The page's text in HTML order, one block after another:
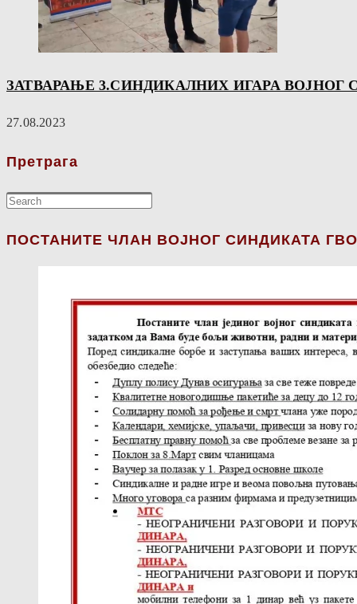
ЗАТВАРАЊЕ 3.СИНДИКАЛНИХ ИГАРА
27.08.2023
Претрага
ПОСТАНИТЕ ЧЛАН ВОЈНОГ СИНДИКАТА